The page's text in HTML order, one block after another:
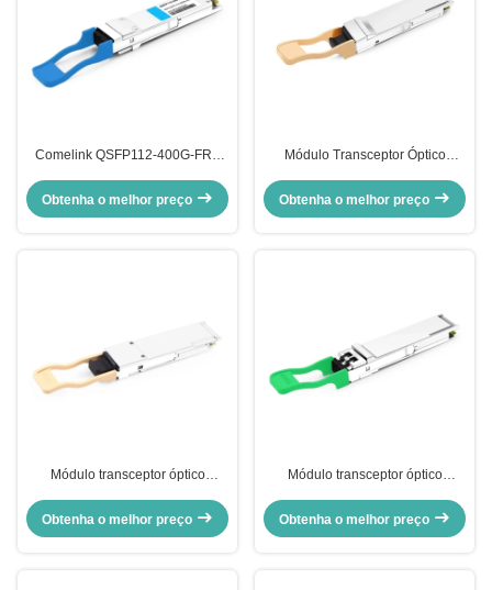
Comelink QSFP112-400G-FR4
CWDM 2km Duplex LC SMF FEC
módulo de transmissor óptico
Obtenha o melhor preço
Módulo Transceptor Óptico
200G QSFP56 SR4 PAM4 850nm
100m MTP/MPO APC OM3 FEC
Obtenha o melhor preço
Módulo transceptor óptico
com Comelink 400G QSFP112
VR4 PAM4 850nm 50m
Obtenha o melhor preço
Módulo transceptor óptico
LR4 PAM4 CWDM 10km Duplex
LC SMF FEC 400G QS da
Obtenha o melhor preço